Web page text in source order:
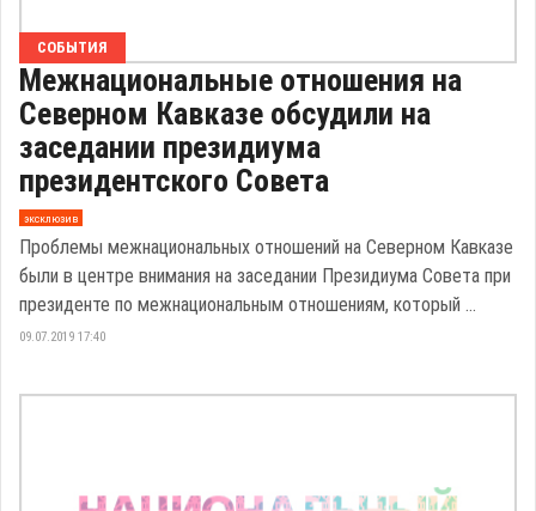
СОБЫТИЯ
Межнациональные отношения на
Северном Кавказе обсудили на
заседании президиума
президентского Совета
эксклюзив
Проблемы межнациональных отношений на Северном Кавказе
были в центре внимания на заседании Президиума Совета при
президенте по межнациональным отношениям, который ...
09.07.2019 17:40